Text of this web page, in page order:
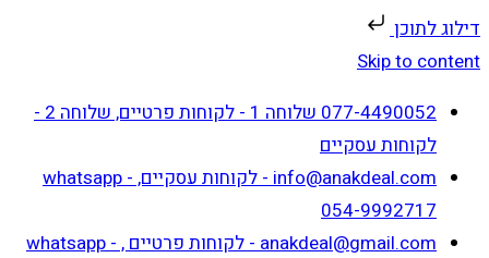
דילוג לתוכן
Skip to content
077-4490052 שלוחה 1 - לקוחות פרטיים, שלוחה 2 -
לקוחות עסקיים
info@anakdeal.com - לקוחות עסקיים, whatsapp -
054-9992717
anakdeal@gmail.com - לקוחות פרטיים , whatsapp -